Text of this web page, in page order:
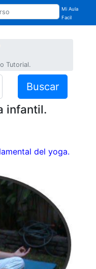
Mi Aula
Facil
Tutorial.
Buscar
infantil.
del yoga.